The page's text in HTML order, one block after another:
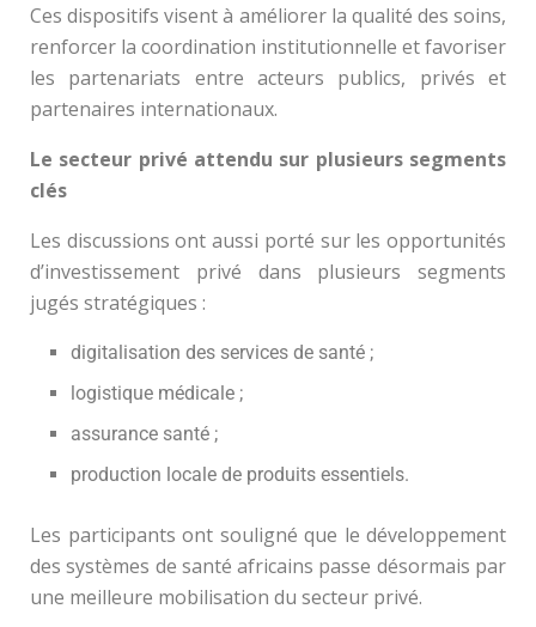
Ces dispositifs visent à améliorer la qualité des soins,
renforcer la coordination institutionnelle et favoriser
les partenariats entre acteurs publics, privés et
partenaires internationaux.
Le secteur privé attendu sur plusieurs segments
clés
Les discussions ont aussi porté sur les opportunités
d’investissement privé dans plusieurs segments
jugés stratégiques :
digitalisation des services de santé ;
logistique médicale ;
assurance santé ;
production locale de produits essentiels.
Les participants ont souligné que le développement
des systèmes de santé africains passe désormais par
une meilleure mobilisation du secteur privé.